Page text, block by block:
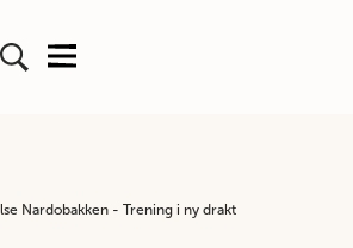
Nardobakken - Trening i ny drakt